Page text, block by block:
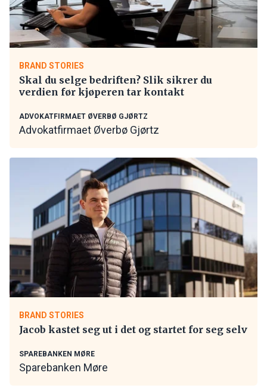
BRAND STORIES
Skal du selge bedriften? Slik sikrer du
verdien før kjøperen tar kontakt
ADVOKATFIRMAET ØVERBØ GJØRTZ
Advokatfirmaet Øverbø Gjørtz
BRAND STORIES
Jacob kastet seg ut i det og startet for seg selv
SPAREBANKEN MØRE
Sparebanken Møre